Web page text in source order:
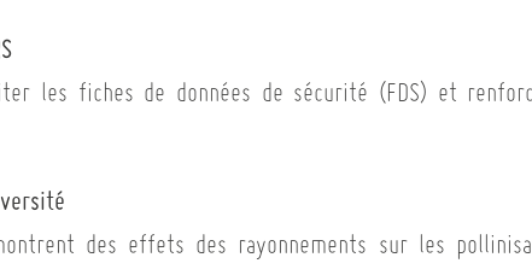
les fiches de données de sécurité (FDS) et
montrent des effets des rayonnements sur les